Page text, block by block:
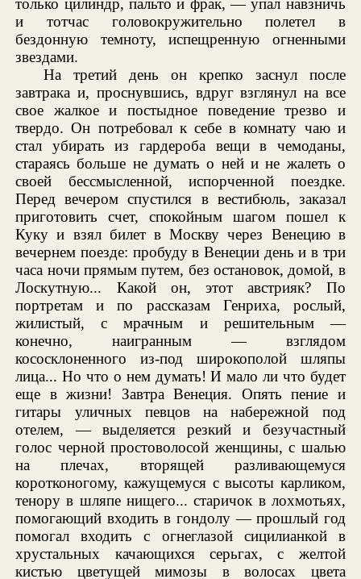
и тотчас головокружительно полетел в
бездонную темноту, испещренную огненными
звездами.
На третий день он крепко заснул после
завтрака и, проснувшись, вдруг взглянул на все
свое жалкое и постыдное поведение трезво и
твердо. Он потребовал к себе в комнату чаю и
стал убирать из гардероба вещи в чемоданы,
стараясь больше не думать о ней и не жалеть о
своей бессмысленной, испорченной поездке.
Перед вечером спустился в вестибюль, заказал
приготовить счет, спокойным шагом пошел к
Куку и взял билет в Москву через Венецию в
вечернем поезде: пробуду в Венеции день и в три
часа ночи прямым путем, без остановок, домой, в
Лоскутную... Какой он, этот австрияк? По
портретам и по рассказам Генриха, рослый,
жилистый, с мрачным и решительным —
конечно, наигранным — взглядом
кососклоненного из-под широкополой шляпы
лица... Но что о нем думать! И мало ли что будет
еще в жизни! Завтра Венеция. Опять пение и
гитары уличных певцов на набережной под
отелем, — выделяется резкий и безучастный
голос черной простоволосой женщины, с шалью
на плечах, вторящей разливающемуся
коротконогому, кажущемуся с высоты карликом,
тенору в шляпе нищего... старичок в лохмотьях,
помогающий входить в гондолу — прошлый год
помогал входить с огнеглазой сицилианкой в
хрустальных качающихся серьгах, с желтой
кистью цветущей мимозы в волосах цвета